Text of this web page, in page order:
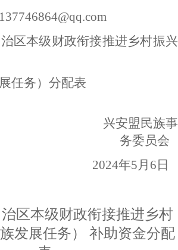
区本级财政衔接推进乡村振兴
任务）分配表
盟民族事
务委员会
2024年5月 6 日
治区本级财政衔接推进乡村
发展任务） 补助资金分配